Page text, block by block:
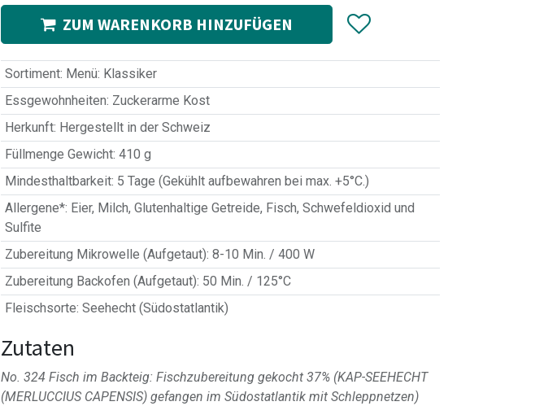
ZUM WARENKORB HINZUFÜGEN
Sortiment: Menü: Klassiker
Essgewohnheiten: Zuckerarme Kost
Herkunft: Hergestellt in der Schweiz
Füllmenge Gewicht: 410 g
Mindesthaltbarkeit: 5 Tage (Gekühlt aufbewahren bei max. +5°C.)
Allergene*: Eier, Milch, Glutenhaltige Getreide, Fisch, Schwefeldioxid und
Sulfite
Zubereitung Mikrowelle (Aufgetaut): 8-10 Min. / 400 W
Zubereitung Backofen (Aufgetaut): 50 Min. / 125°C
Fleischsorte: Seehecht (Südostatlantik)
Zutaten
No. 324 Fisch im Backteig: Fischzubereitung gekocht 37% (KAP-SEEHECHT
(MERLUCCIUS CAPENSIS) gefangen im Südostatlantik mit Schleppnetzen)